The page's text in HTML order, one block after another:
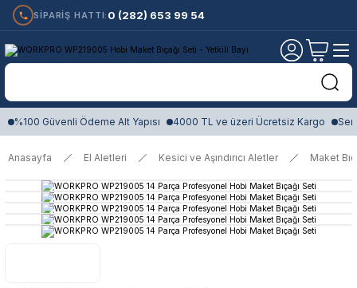
SİPARİŞ HATTI: 0 (282) 653 99 54
%100 Güvenli Ödeme Alt Yapısı 4000 TL ve üzeri Ücretsiz Kargo
Anasayfa El Aletleri Kesici ve Aşındırıcı Aletler Maket